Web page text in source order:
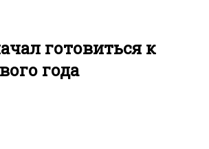
готовиться к
года